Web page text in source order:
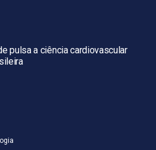
pulsa a ciência cardiovascular